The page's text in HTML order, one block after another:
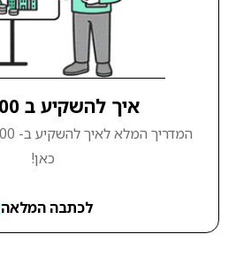
איך להשקיע ב S&P 500
כאן!
לכתבה המלאה